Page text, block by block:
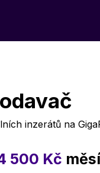
inzerátů na
500 Kč